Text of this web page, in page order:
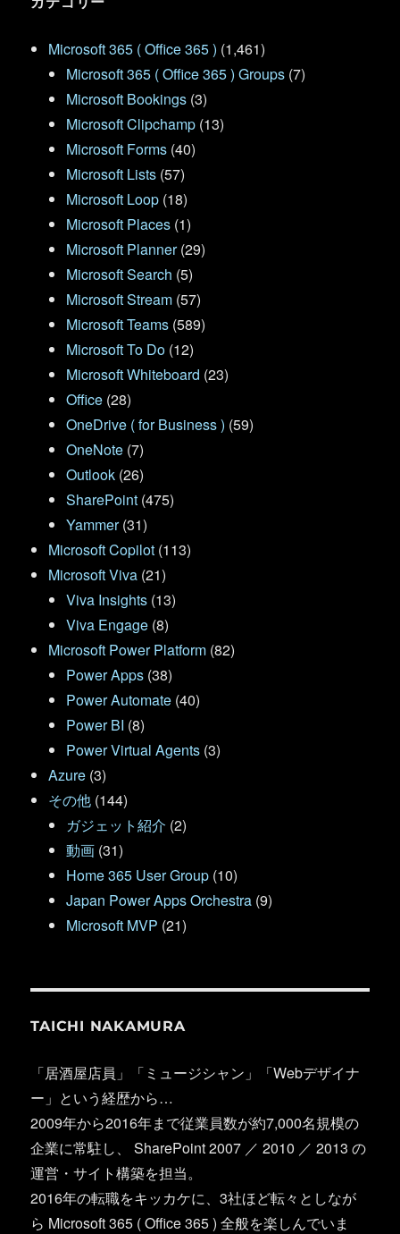
Microsoft 365 ( Office 365 ) (1,461)
Microsoft 365 ( Office 365 ) Groups (7)
Microsoft Bookings (3)
Microsoft Clipchamp (13)
Microsoft Forms (40)
Microsoft Lists (57)
Microsoft Loop (18)
Microsoft Places (1)
Microsoft Planner(29)
Microsoft Search (5)
Microsoft Stream (57)
Microsoft Teams (589)
Microsoft To Do (12)
Microsoft Whiteboard (23)
Office (28)
OneDrive ( for Business ) (59)
OneNote (7)
Outlook (26)
SharePoint (475)
Yammer(31)
Microsoft Copilot (113)
Microsoft Viva (21)
Viva Insights (13)
Viva Engage (8)
Microsoft Power Platform (82)
Power Apps (38)
Power Automate (40)
Power BI (8)
Power Virtual Agents (3)
Azure (3)
その他 (144)
ガジェット紹介 (2)
動画 (31)
Home 365 User Group (10)
Japan Power Apps Orchestra (9)
Microsoft MVP (21)
TAICHI NAKAMURA
「居酒屋店員」「ミュージシャン」「Webデザイナ
ー」という経歴から…
2009年から2016年まで従業員数が約7,000名規模の
企業に常駐し、 SharePoint 2007 ／ 2010 ／ 2013 の
運営・サイト構築を担当。
2016年の転職をキッカケに、3社ほど転々としなが
ら Microsoft 365 ( Office 365 ) 全般を楽しんでいま